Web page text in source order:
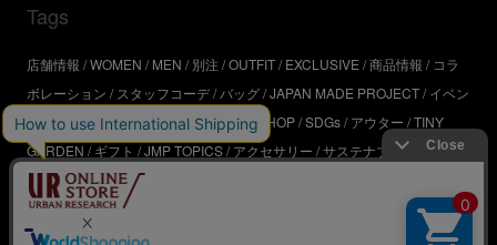
BRAND
Tags
店舗情報 WOMEN MEN 別注 OUTFIT EXCLUSIVE 商品情報
コラ
ボレーション
スタッフコーデ バッグ JAPAN MADE PROJECT イベン
ト アウトドア インタビュー WORKSHOP SDGs アウター TINY
GARDEN
ギフト JMP TOPICS アクセサリー サステナブル
UR
SDGs
ジュエリー
ア URBS